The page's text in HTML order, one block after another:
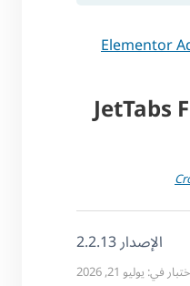
Elementor
JetTabs
الإصدار 2.2.13
في: يوليو 21, 2026